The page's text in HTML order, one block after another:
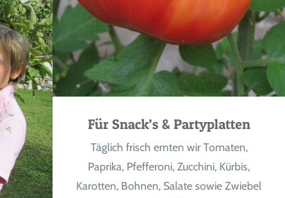
Für Snack’s & Partyplatten
Täglich frisch ernten wir Tomaten,
Paprika, Pfefferoni, Zucchini, Kürbis,
Karotten, Bohnen, Salate sowie Zwiebel